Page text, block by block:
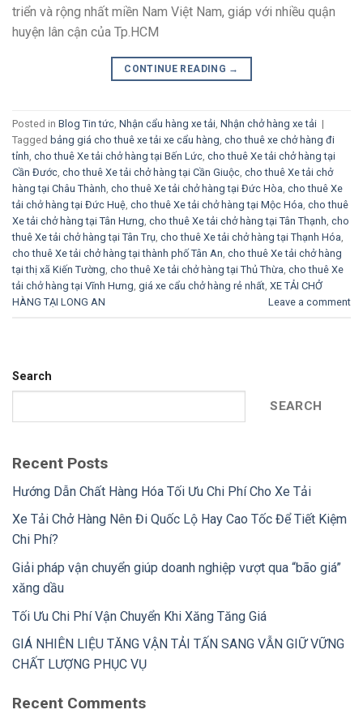
triển và rộng nhất miền Nam Việt Nam, giáp với nhiều quận
huyện lân cận của Tp.HCM
CONTINUE READING →
Posted in Blog Tin tức, Nhận cẩu hàng xe tải, Nhận chở hàng xe tải |
Tagged bảng giá cho thuê xe tải xe cẩu hàng, cho thuê xe chở hàng đi
tỉnh, cho thuê Xe tải chở hàng tại Bến Lức, cho thuê Xe tải chở hàng tại
Cần Đước, cho thuê Xe tải chở hàng tại Cần Giuộc, cho thuê Xe tải chở
hàng tại Châu Thành, cho thuê Xe tải chở hàng tại Đức Hòa, cho thuê Xe
tải chở hàng tại Đức Huệ, cho thuê Xe tải chở hàng tại Mộc Hóa, cho thuê
Xe tải chở hàng tại Tân Hưng, cho thuê Xe tải chở hàng tại Tân Thạnh, cho
thuê Xe tải chở hàng tại Tân Trụ, cho thuê Xe tải chở hàng tại Thạnh Hóa,
cho thuê Xe tải chở hàng tại thành phố Tân An, cho thuê Xe tải chở hàng
tại thị xã Kiến Tường, cho thuê Xe tải chở hàng tại Thủ Thừa, cho thuê Xe
tải chở hàng tại Vĩnh Hưng, giá xe cẩu chở hàng rẻ nhất, XE TẢI CHỞ
HÀNG TẠI LONG AN
Leave a comment
Search
SEARCH
Recent Posts
Hướng Dẫn Chất Hàng Hóa Tối Ưu Chi Phí Cho Xe Tải
Xe Tải Chở Hàng Nên Đi Quốc Lộ Hay Cao Tốc Để Tiết Kiệm
Chi Phí?
Giải pháp vận chuyển giúp doanh nghiệp vượt qua “bão giá”
xăng dầu
Tối Ưu Chi Phí Vận Chuyển Khi Xăng Tăng Giá
GIÁ NHIÊN LIỆU TĂNG VẬN TẢI TẤN SANG VẪN GIỮ VỮNG
CHẤT LƯỢNG PHỤC VỤ
Recent Comments